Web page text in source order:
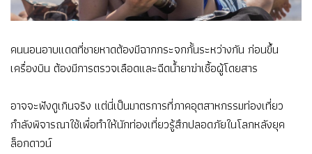
คนนอนอาบแดดที่ชายหาดต้องมีฉากกระจกกั้นระหว่างกัน ก่อนขึ้น
เครื่องบิน ต้องมีการตรวจเลือดและฉีดน้ำยาฆ่าเชื้อผู้โดยสาร
อาจจะฟังดูเกินจริง แต่นี่เป็นมาตรการที่ภาคอุตสาหกรรมท่องเที่ยว
กำลังพิจารณาใช้เพื่อทำให้นักท่องเที่ยวรู้สึกปลอดภัยในโลกหลังยุค
ล็อกดาวน์